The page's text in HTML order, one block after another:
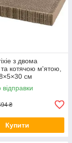
з двома
та котячою м'ятою,
см
(*)
₴
Купити